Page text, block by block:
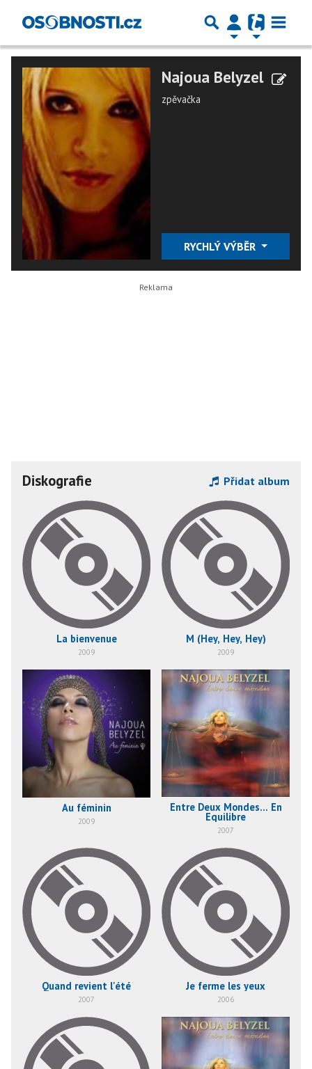
Najoua Belyzel
zpěvačka
RYCHLÝ VÝBĚR
Diskografie Přidat album
La bienvenue
2009
M (Hey, Hey, Hey)
2009
Au féminin
2009
Entre Deux Mondes... En
Equilibre
2007
Quand revient l'été
2007
Je ferme les yeux
2006